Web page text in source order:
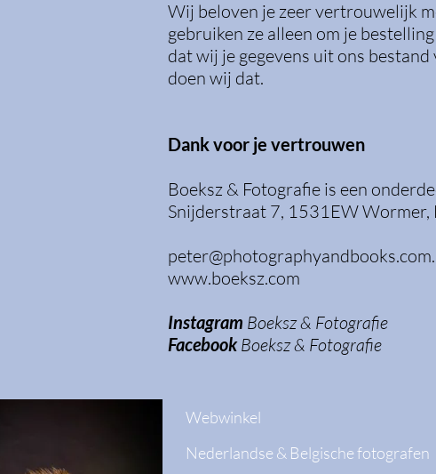
Wij beloven je zeer vertrouwelijk
gebruiken ze alleen om je
dat wij je gegevens uit ons
doen wij dat.
Dank voor je vertrouwen
Boeksz & Fotografie is een
Snijderstraat 7, 1531EW
peter@photographyandbooks.com.
www.boeksz.com
Instagram Boeksz & Fotografie
FacebookBoeksz & Fotografie
Webwinkel
Nederlandse & Belgische fotografen